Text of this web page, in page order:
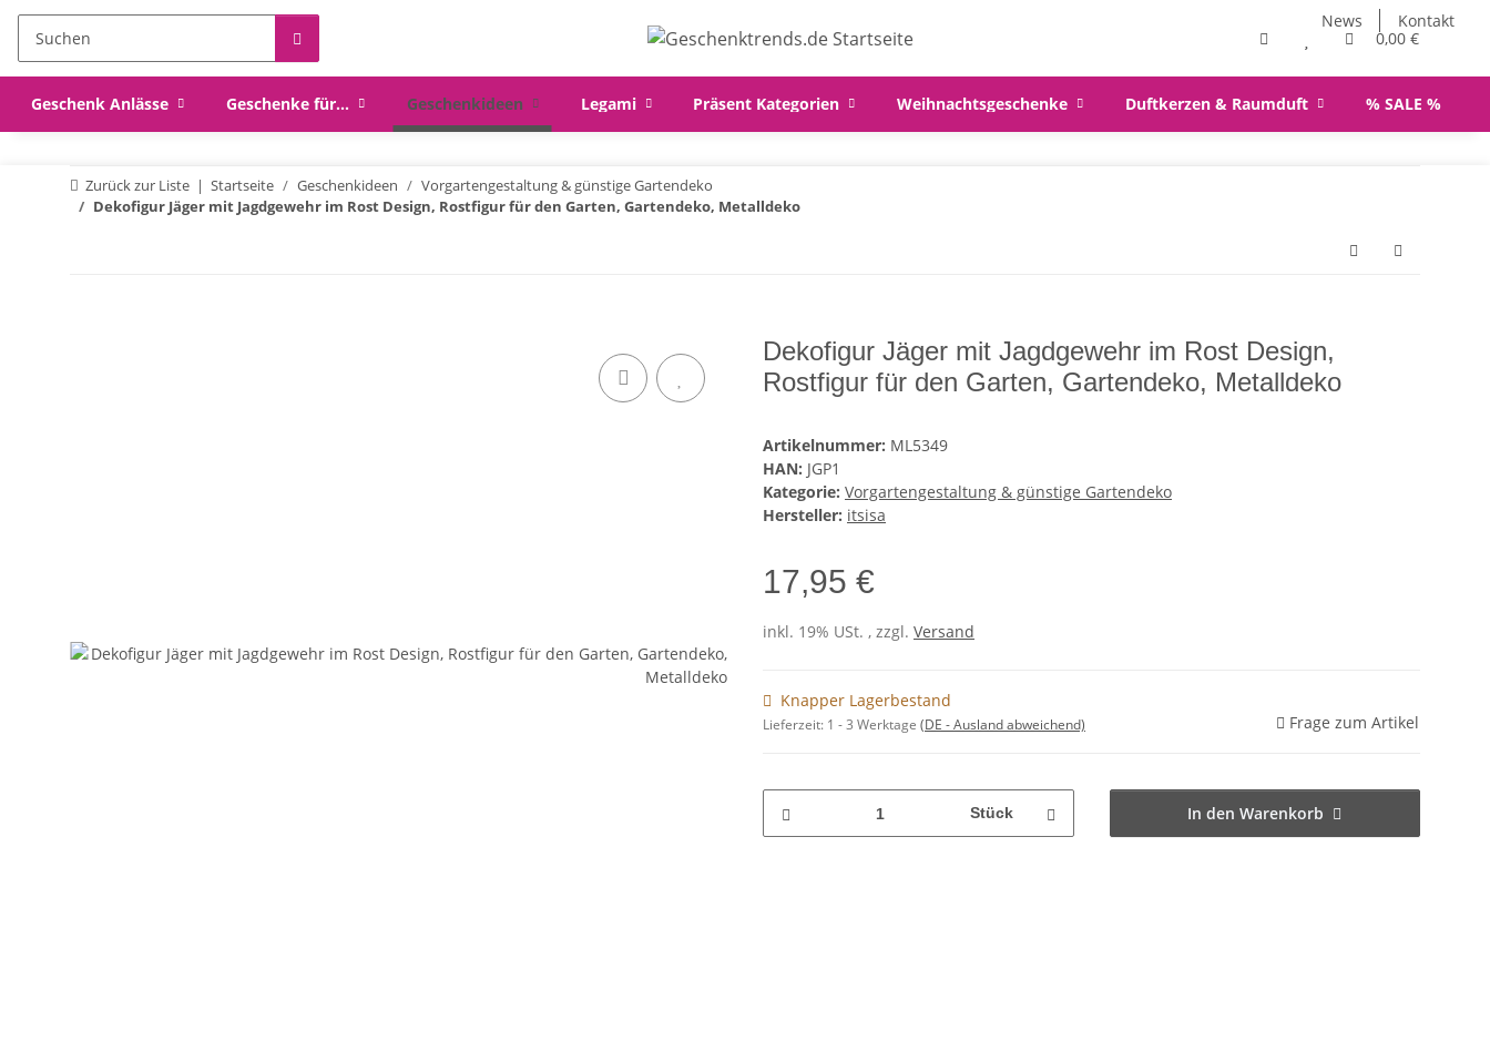
News
Kontakt
0,00 €
Geschenk Anlässe Geschenke für... Geschenkideen Legami Präsent Kategorien Weihnachtsgeschenke Duftkerzen & Raumduft % SALE %
Zurück zur Liste Startseite Geschenkideen
Vorgartengestaltung & günstige Gartendeko
Dekofigur Jäger mit Jagdgewehr im Rost Design, Rostfigur für den Garten, Gartendeko, Metalldeko
Dekofigur Jäger mit Jagdgewehr im Rost Design,
Rostfigur für den Garten, Gartendeko, Metalldeko
Artikelnummer: ML5349
HAN: JGP1
Kategorie: Vorgartengestaltung & günstige Gartendeko
Hersteller: itsisa
17,95 €
inkl. 19% USt. , zzgl. Versand
Knapper Lagerbestand
Lieferzeit: 1 - 3 Werktage (DE - Ausland abweichend) Frage zum Artikel
Stück In den Warenkorb